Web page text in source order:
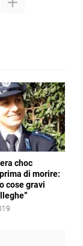
choc
di morire:
cose gravi